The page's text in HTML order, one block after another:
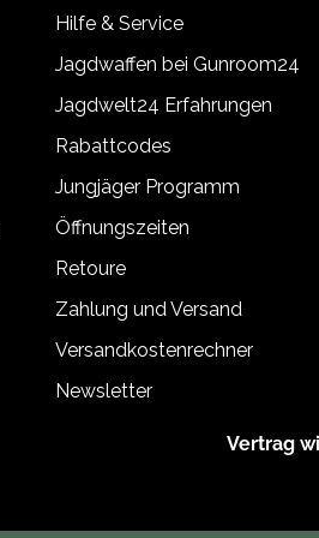
Hilfe & Service
Jagdwaffen bei Gunroom24
Jagdwelt24 Erfahrungen
Rabattcodes
Jungjäger Programm
Öffnungszeiten
Retoure
Zahlung und Versand
Versandkostenrechner
Newsletter
Vertrag